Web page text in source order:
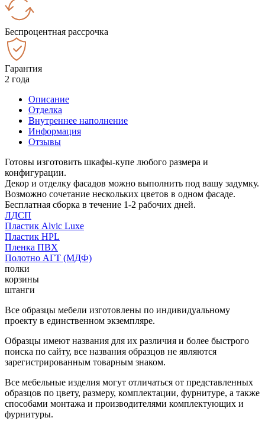
Беспроцентная рассрочка
Гарантия
2 года
Описание
Отделка
Внутреннее наполнение
Информация
Отзывы
Готовы изготовить шкафы-купе любого размера и
конфигурации.
Декор и отделку фасадов можно выполнить под вашу задумку.
Возможно сочетание нескольких цветов в одном фасаде.
Бесплатная сборка в течение 1-2 рабочих дней.
ЛДСП
Пластик Alvic Luxe
Пластик HPL
Пленка ПВХ
Полотно АГТ (МДФ)
полки
корзины
штанги
Все образцы мебели изготовлены по индивидуальному
проекту в единственном экземпляре.
Образцы имеют названия для их различия и более быстрого
поиска по сайту, все названия образцов не являются
зарегистрированным товарным знаком.
Все мебельные изделия могут отличаться от представленных
образцов по цвету, размеру, комплектации, фурнитуре, а также
способами монтажа и производителями комплектующих и
фурнитуры.